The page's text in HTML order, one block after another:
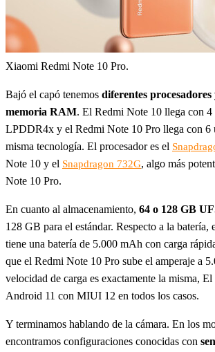
Xiaomi Redmi Note 10 Pro.
Bajó el capó tenemos diferentes
memoria RAM. El Redmi Note 10 llega con
LPDDR4x y el Redmi Note 10 Pro llega con 6
misma tecnología. El procesador es el
Note 10 y el Snapdragon 732G, algo más
Note 10 Pro.
En cuanto al almacenamiento, 64 o 128 GB
128 GB para el estándar. Respecto a la
tiene una batería de 5.000 mAh con carga
que el Redmi Note 10 Pro sube el amperaje a
velocidad de carga es exactamente la misma,
Android 11 con MIUI 12 en todos los casos.
Y terminamos hablando de la cámara. En los
encontramos configuraciones conocidas con